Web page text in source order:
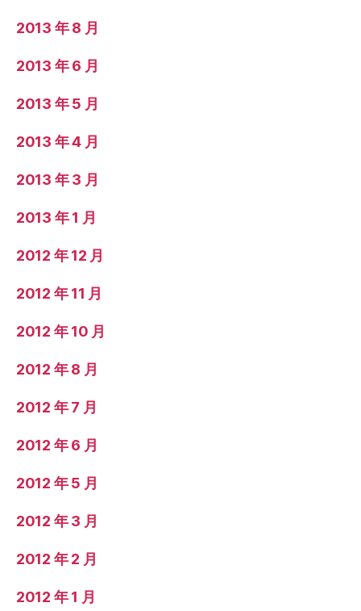
2013 年 8 月
2013 年 6 月
2013 年 5 月
2013 年 4 月
2013 年 3 月
2013 年 1 月
2012 年 12 月
2012 年 11 月
2012 年 10 月
2012 年 8 月
2012 年 7 月
2012 年 6 月
2012 年 5 月
2012 年 3 月
2012 年 2 月
2012 年 1 月